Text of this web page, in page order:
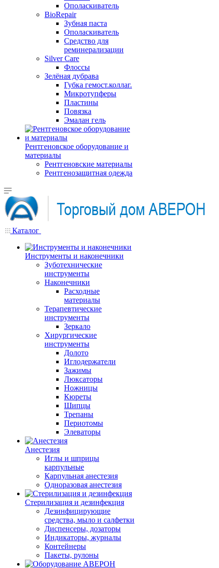
Ополаскиватель
BioRepair
Зубная паста
Ополаскиватель
Средство для
реминерализации
Silver Care
Флоссы
Зелёная дубрава
Губка гемост.коллаг.
Микротупферы
Пластины
Повязка
Эмалан гель
Рентгеновское оборудование и
материалы
Рентгеновские материалы
Рентгенозащитная одежда
Каталог
Инструменты и наконечники
Зуботехнические
инструменты
Наконечники
Расходные
материалы
Терапевтические
инструменты
Зеркало
Хирургические
инструменты
Долото
Иглодержатели
Зажимы
Люксаторы
Ножницы
Кюреты
Шипцы
Трепаны
Периотомы
Элеваторы
Анестезия
Иглы и шприцы
карпульные
Карпульная анестезия
Одноразовая анестезия
Стерилизация и дезинфекция
Дезинфицирующие
средства, мыло и салфетки
Диспенсеры, дозаторы
Индикаторы, журналы
Контейнеры
Пакеты, рулоны